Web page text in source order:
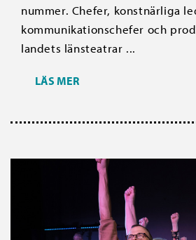
nummer. Chefer, konstnärliga
kommunikationschefer och
landets länsteatrar ...
LÄS MER